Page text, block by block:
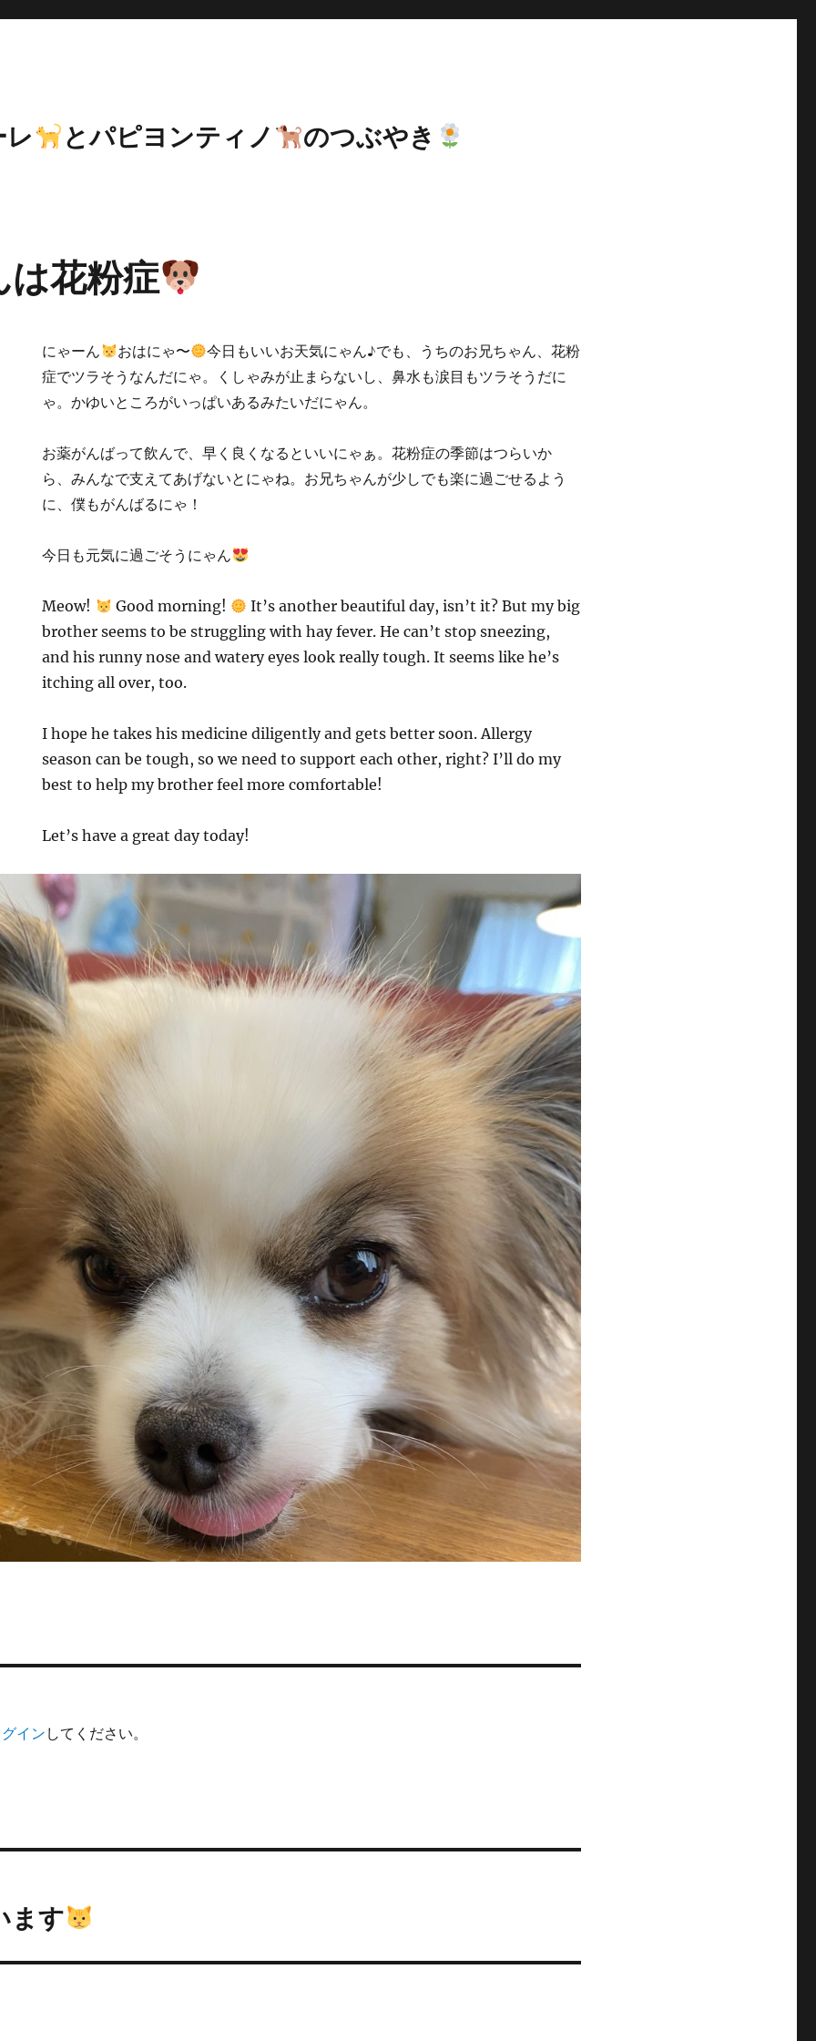
とパピヨンティノ のつぶやき
は花粉症
にゃーん おはにゃ〜
今日もいいお天気にゃん♪でも、うちのお兄ちゃん、花粉
症でツラそうなんだにゃ。くしゃみが止まらないし、鼻水も涙目もツラそうだに
ゃ。かゆいところがいっぱいあるみたいだにゃん。
お薬がんばって飲んで、早く良くなるといいにゃぁ。花粉症の季節はつらいか
ら、みんなで支えてあげないとにゃね。お兄ちゃんが少しでも楽に過ごせるよう
に、僕もがんばるにゃ！
今日も元気に過ごそうにゃん
Meow! Good morning!
It’s another beautiful day, isn’t it? But my big
brother seems to be struggling with hay fever. He can’t stop sneezing,
and his runny nose and watery eyes look really tough. It seems like he’s
itching all over, too.
I hope he takes his medicine diligently and gets better soon. Allergy
season can be tough, so we need to support each other, right? I’ll do my
best to help my brother feel more comfortable!
Let’s have a great day today!
グイン してください。
ます